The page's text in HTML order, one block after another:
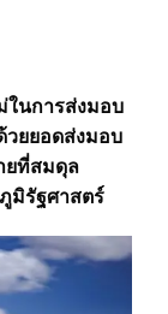
ในการส่งมอบ
ยยอดส่งมอบ
ยที่สมดุล
มิรัฐศาสตร์